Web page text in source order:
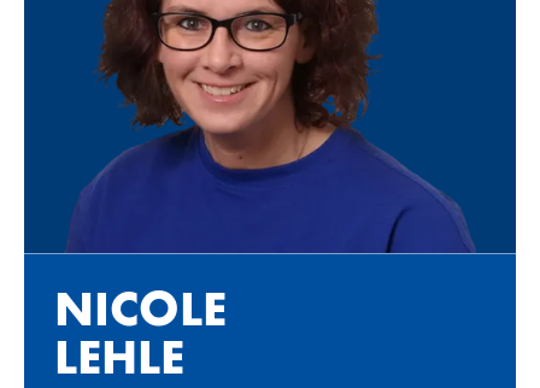
NI­CO­LE
LEH­LE